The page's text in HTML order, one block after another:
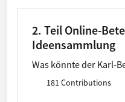
2. Teil Online-
Ideensammlung
Was könnte der Karl-
181 Contributions